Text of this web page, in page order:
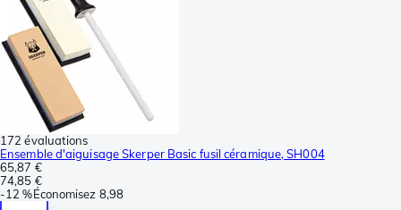
172 évaluations
Ensemble d'aiguisage Skerper Basic fusil céramique, SH004
65,87 €
74,85 €
-12 %Économisez 8,98